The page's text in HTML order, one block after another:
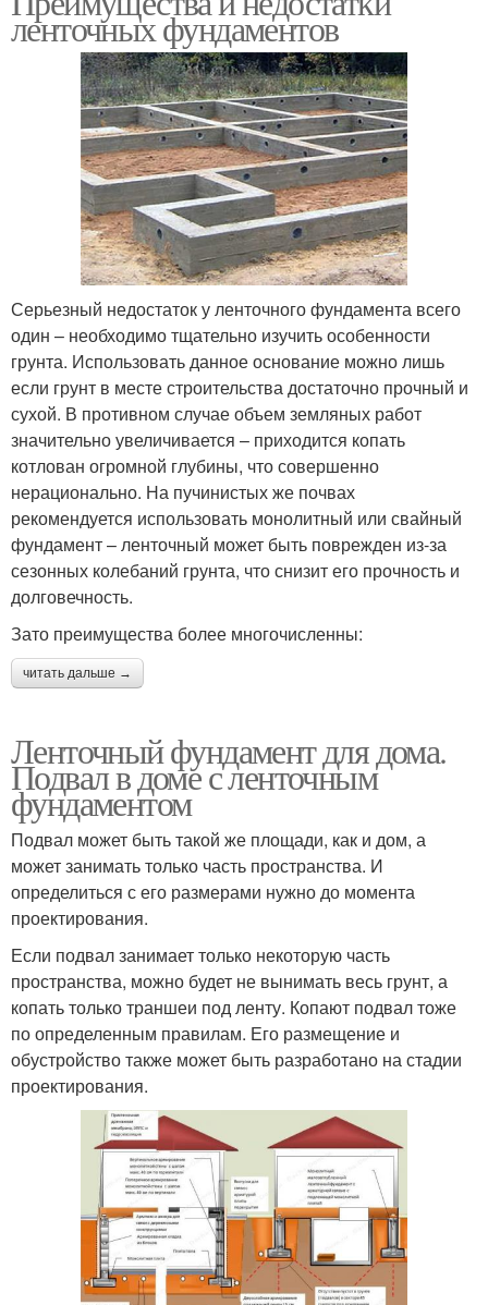
ленточных фундаментов
Серьезный недостаток у ленточного фундамента всего
один – необходимо тщательно изучить особенности
грунта. Использовать данное основание можно лишь
если грунт в месте строительства достаточно прочный и
сухой. В противном случае объем земляных работ
значительно увеличивается – приходится копать
котлован огромной глубины, что совершенно
нерационально. На пучинистых же почвах
рекомендуется использовать монолитный или свайный
фундамент – ленточный может быть поврежден из-за
сезонных колебаний грунта, что снизит его прочность и
долговечность.
Зато преимущества более многочисленны:
читать дальше →
Ленточный фундамент для дома.
Подвал в доме с ленточным
фундаментом
Подвал может быть такой же площади, как и дом, а
может занимать только часть пространства. И
определиться с его размерами нужно до момента
проектирования.
Если подвал занимает только некоторую часть
пространства, можно будет не вынимать весь грунт, а
копать только траншеи под ленту. Копают подвал тоже
по определенным правилам. Его размещение и
обустройство также может быть разработано на стадии
проектирования.